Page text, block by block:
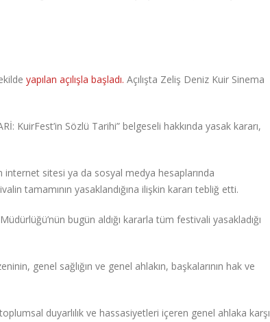
yapılan açılışla başladı. Açılışta Zeliş Deniz Kuir Sinema
KuirFest’in Sözlü Tarihi” belgeseli hakkında yasak kararı,
internet sitesi ya da sosyal medya hesaplarında
tamamının yasaklandığına ilişkin kararı tebliğ etti.
bugün aldığı kararla tüm festivali yasakladığı
genel sağlığın ve genel ahlakın, başkalarının hak ve
duyarlılık ve hassasiyetleri içeren genel ahlaka karşı